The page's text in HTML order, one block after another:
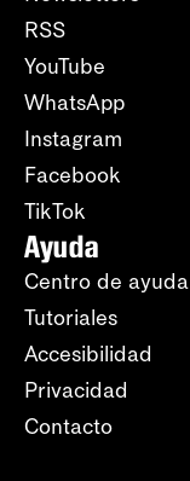
RSS
YouTube
WhatsApp
Instagram
Facebook
TikTok
Ayuda
Centro de ayuda
Tutoriales
Accesibilidad
Privacidad
Contacto